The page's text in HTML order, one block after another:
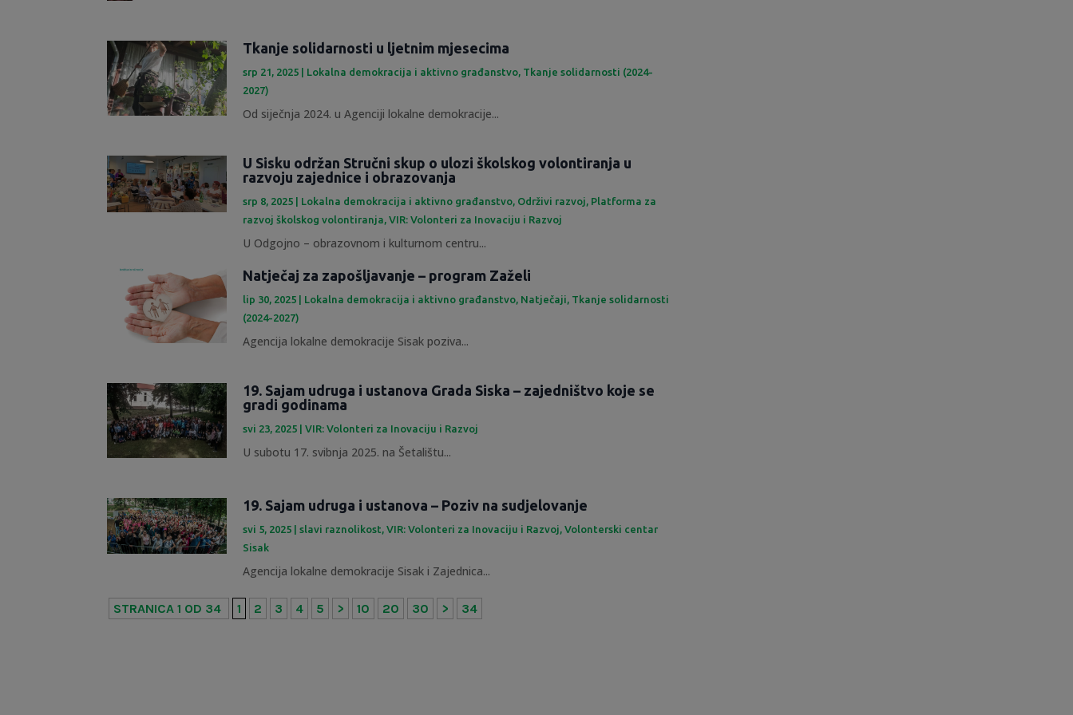
Tkanje solidarnosti u ljetnim mjesecima
srp 21, 2025 Lokalna demokracija i aktivno građanstvo, Tkanje solidarnosti (2024-
2027)
Od siječnja 2024. u Agenciji lokalne demokracije...
U Sisku održan Stručni skup o ulozi školskog volontiranja u
razvoju zajednice i obrazovanja
srp 8, 2025 Lokalna demokracija i aktivno građanstvo, Održivi razvoj, Platforma za
razvoj školskog volontiranja,VIR: Volonteri za Inovaciju i Razvoj
U Odgojno – obrazovnom i kulturnom centru...
Natječaj za zapošljavanje – program Zaželi
lip 30, 2025 Lokalna demokracija i aktivno građanstvo, Natječaji, Tkanje solidarnosti
(2024-2027)
Agencija lokalne demokracije Sisak poziva...
19. Sajam udruga i ustanova Grada Siska – zajedništvo koje se
gradi godinama
svi 23, 2025 |VIR: Volonteri za Inovaciju i Razvoj
U subotu 17. svibnja 2025. na Šetalištu...
19. Sajam udruga i ustanova – Poziv na sudjelovanje
svi 5, 2025 |slavi raznolikost ,VIR: Volonteri za Inovaciju i Razvoj ,Volonterski centar
Sisak
Agencija lokalne demokracije Sisak i Zajednica...
STRANICA 1 OD 34 1 2 3 4 5 > 10 20 30 > 34